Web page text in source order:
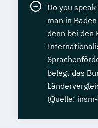
Do you
man in
denn bei den
belegt das
(Quelle: